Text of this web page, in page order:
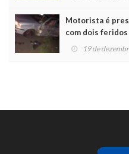
Motorista é
com dois feridos
19 de